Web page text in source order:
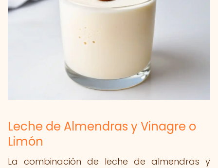
Leche de Almendras y Vinagre o
Limón
La combinación de leche de almendras y